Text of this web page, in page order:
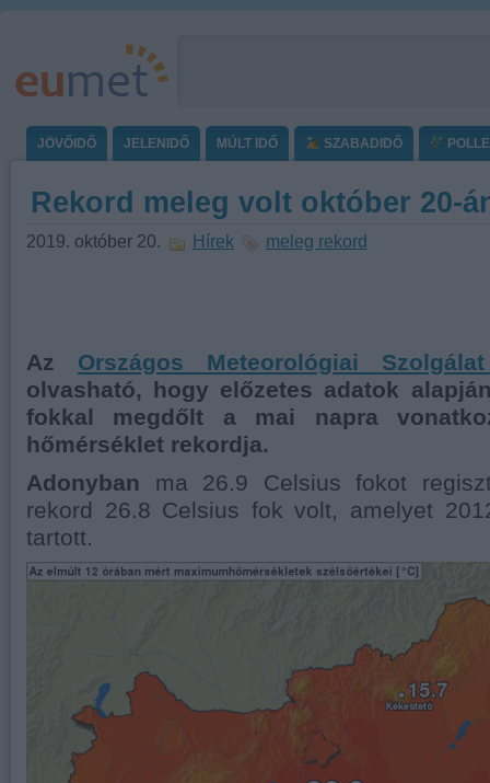
JÖVŐIDŐ JELENIDŐ MÚLT IDŐ SZABADIDŐ
Rekord meleg volt október 20-
2019. október 20. Hírek meleg rekord
Az Országos Meteorológiai
olvasható, hogy előzetes adatok
fokkal megdőlt a mai napra
hőmérséklet rekordja.
Adonyban ma 26.9 Celsius fokot
rekord 26.8 Celsius fok volt, amelyet
tartott.